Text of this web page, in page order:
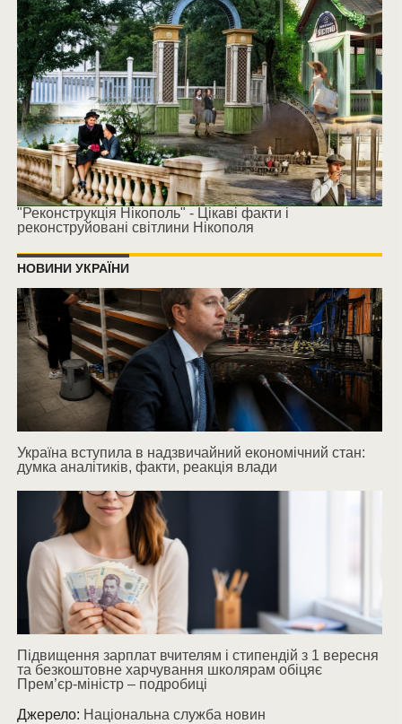
"Реконструкція Нікополь" - Цікаві факти і
реконструйовані світлини Нікополя
НОВИНИ УКРАЇНИ
Україна вступила в надзвичайний економічний стан:
думка аналітиків, факти, реакція влади
Підвищення зарплат вчителям і стипендій з 1 вересня
та безкоштовне харчування школярам обіцяє
Прем’єр-міністр – подробиці
Джерело: Національна служба новин